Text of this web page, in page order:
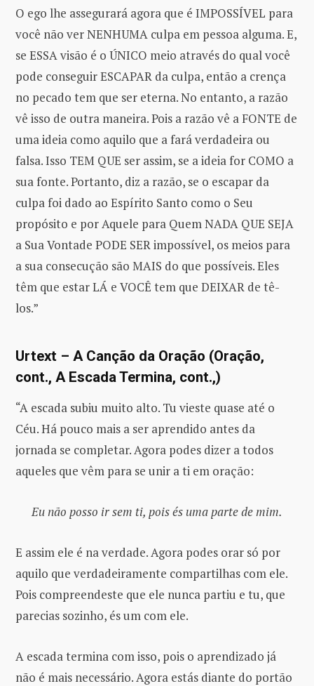
O ego lhe assegurará agora que é IMPOSSÍVEL para
você não ver NENHUMA culpa em pessoa alguma. E,
se ESSA visão é o ÚNICO meio através do qual você
pode conseguir ESCAPAR da culpa, então a crença
no pecado tem que ser eterna. No entanto, a razão
vê isso de outra maneira. Pois a razão vê a FONTE de
uma ideia como aquilo que a fará verdadeira ou
falsa. Isso TEM QUE ser assim, se a ideia for COMO a
sua fonte. Portanto, diz a razão, se o escapar da
culpa foi dado ao Espírito Santo como o Seu
propósito e por Aquele para Quem NADA QUE SEJA
a Sua Vontade PODE SER impossível, os meios para
a sua consecução são MAIS do que possíveis. Eles
têm que estar LÁ e VOCÊ tem que DEIXAR de tê-
los.”
Urtext – A Canção da Oração (Oração,
cont., A Escada Termina, cont.,)
“A escada subiu muito alto. Tu vieste quase até o
Céu. Há pouco mais a ser aprendido antes da
jornada se completar. Agora podes dizer a todos
aqueles que vêm para se unir a ti em oração:
Eu não posso ir sem ti, pois és uma parte de mim.
E assim ele é na verdade. Agora podes orar só por
aquilo que verdadeiramente compartilhas com ele.
Pois compreendeste que ele nunca partiu e tu, que
parecias sozinho, és um com ele.
A escada termina com isso, pois o aprendizado já
não é mais necessário. Agora estás diante do portão